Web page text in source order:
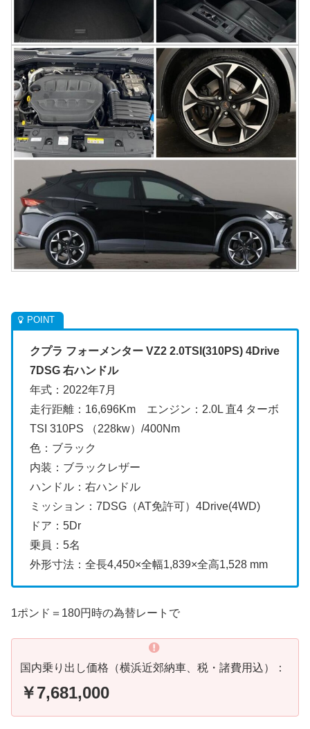
クプラ フォーメンター VZ2 2.0TSI(310PS) 4Drive
7DSG 右ハンドル
年式：2022年7月
走行距離：16,696Km エンジン：2.0L 直4 ターボ
TSI 310PS （228kw）/400Nm
色：ブラック
内装：ブラックレザー
ハンドル：右ハンドル
ミッション：7DSG（AT免許可）4Drive(4WD)
ドア：5Dr
乗員：5名
外形寸法：全長4,450×全幅1,839×全高1,528 mm
1ポンド＝180円時の為替レートで
国内乗り出し価格（横浜近郊納車、税・諸費用込）：
￥7,681,000